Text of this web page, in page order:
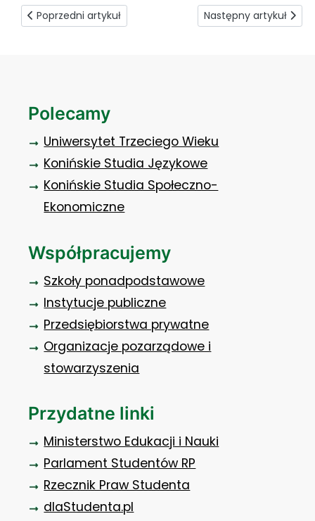
Poprzedni artykuł: Były emocje
Poprzedni artykuł Następny artykuł: Z
Następny artykuł
Polecamy
Uniwersytet Trzeciego Wieku
Konińskie Studia Językowe
Konińskie Studia Społeczno-
Ekonomiczne
Współpracujemy
Szkoły ponadpodstawowe
Instytucje publiczne
Przedsiębiorstwa prywatne
Organizacje pozarządowe i
stowarzyszenia
Przydatne linki
Ministerstwo Edukacji i Nauki
Parlament Studentów RP
Rzecznik Praw Studenta
dlaStudenta.pl